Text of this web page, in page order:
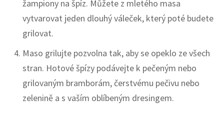
žampiony na špíz. Můžete z mletého masa
vytvarovat jeden dlouhý váleček, který poté budete
grilovat.
Maso grilujte pozvolna tak, aby se opeklo ze všech
stran. Hotové špízy podávejte k pečeným nebo
grilovaným bramborám, čerstvému pečivu nebo
zelenině a s vaším oblíbeným dresingem.